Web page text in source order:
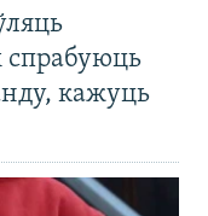
спрабуюць
кажуць